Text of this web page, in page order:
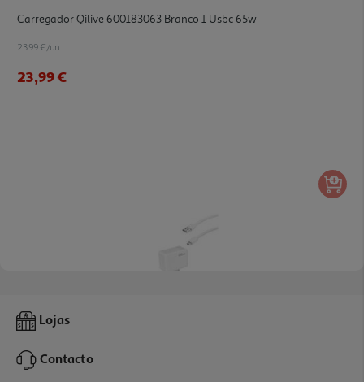
Carregador Qilive 600183063 Branco 1 Usbc 65w
23.99 €/un
23,99 €
Carregador Microusb Qilive 885746 2a Com Cabo Branco
8,99 €
Lojas
Contacto